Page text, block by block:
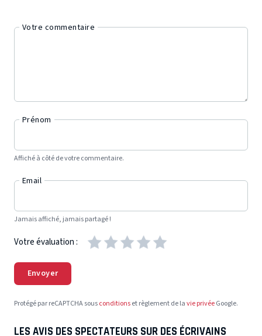
Votre commentaire
Prénom
Affiché à côté de votre commentaire.
Email
Jamais affiché, jamais partagé !
Votre évaluation :
Envoyer
Protégé par reCAPTCHA sousconditionset règlement de lavie privéeGoogle.
LES AVIS DES SPECTATEURS SUR DES ÉCRIVAINS